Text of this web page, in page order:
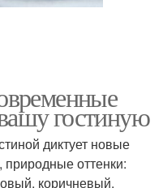
гостиную
диктует новые
оттенки:
коричневый.